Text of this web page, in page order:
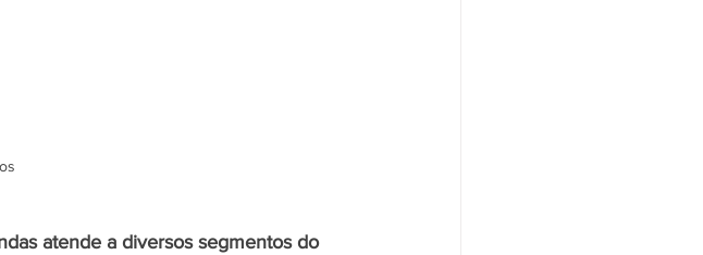
atende a diversos segmentos do